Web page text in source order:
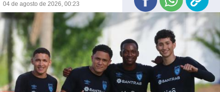
04 de agosto de 2026, 00:23